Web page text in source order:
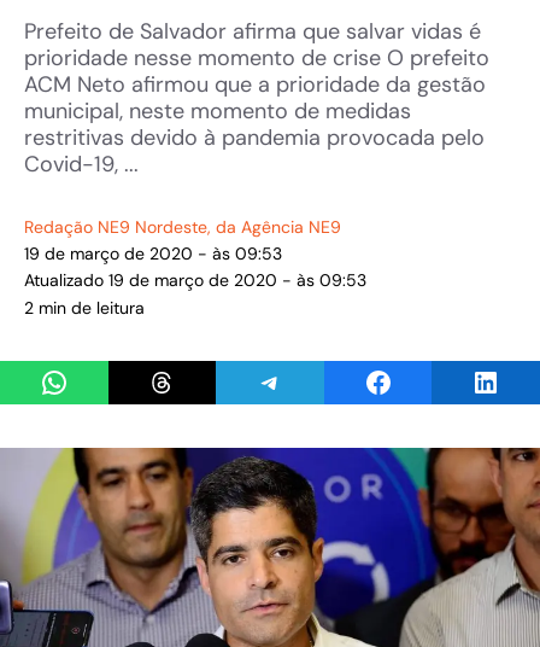
Prefeito de Salvador afirma que salvar vidas é
prioridade nesse momento de crise O prefeito
ACM Neto afirmou que a prioridade da gestão
municipal, neste momento de medidas
restritivas devido à pandemia provocada pelo
Covid-19, ...
Redação NE9 Nordeste, da Agência NE9
19 de março de 2020 - às 09:53
Atualizado 19 de março de 2020 - às 09:53
2 min de leitura
Share on WhatsAppShare on ThreadsShare on TelegramShare on Facebook